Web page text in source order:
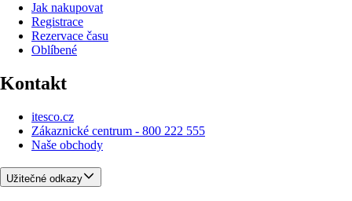
Jak nakupovat
Registrace
Rezervace času
Oblíbené
Kontakt
itesco.cz
Zákaznické centrum - 800 222 555
Naše obchody
Užitečné odkazy